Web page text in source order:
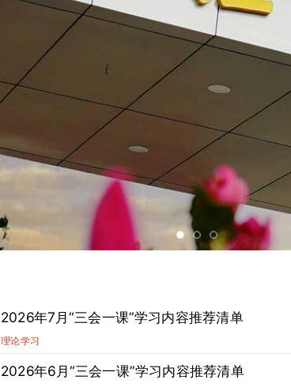
2026年7月“三会一课”学习内容推荐清单
理论学习
2026年6月“三会一课”学习内容推荐清单